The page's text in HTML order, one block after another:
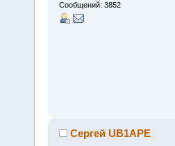
Сообщений: 3852
Сергей UB1APE